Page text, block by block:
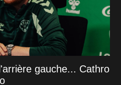
gauche... Cathro